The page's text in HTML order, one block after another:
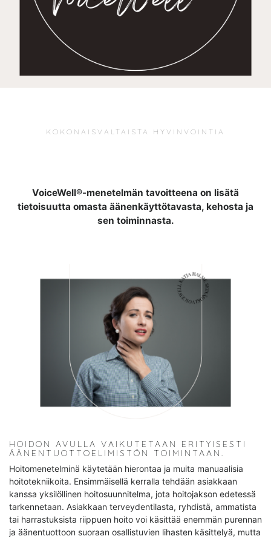
KOKONAISVALTAISTA HYVINVOINTIA
VoiceWell®-menetelmän tavoitteena on lisätä
tietoisuutta omasta äänenkäyttötavasta, kehosta ja
sen toiminnasta.
HOIDON AVULLA VAIKUTETAAN ERITYISESTI
ÄÄNENTUOTTOELIMISTÖN TOIMINTAAN.
Hoitomenetelminä käytetään hierontaa ja muita manuaalisia
hoitotekniikoita. Ensimmäisellä kerralla tehdään asiakkaan
kanssa yksilöllinen hoitosuunnitelma, jota hoitojakson edetessä
tarkennetaan. Asiakkaan terveydentilasta, ryhdistä, ammatista
tai harrastuksista riippuen hoito voi käsittää enemmän purennan
ja äänentuottoon suoraan osallistuvien lihasten käsittelyä, mutta